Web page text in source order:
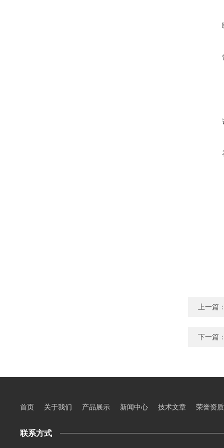
上一篇
下一篇
首页 关于我们 产品展示 新闻中心 技术文章 荣誉资质
联系方式